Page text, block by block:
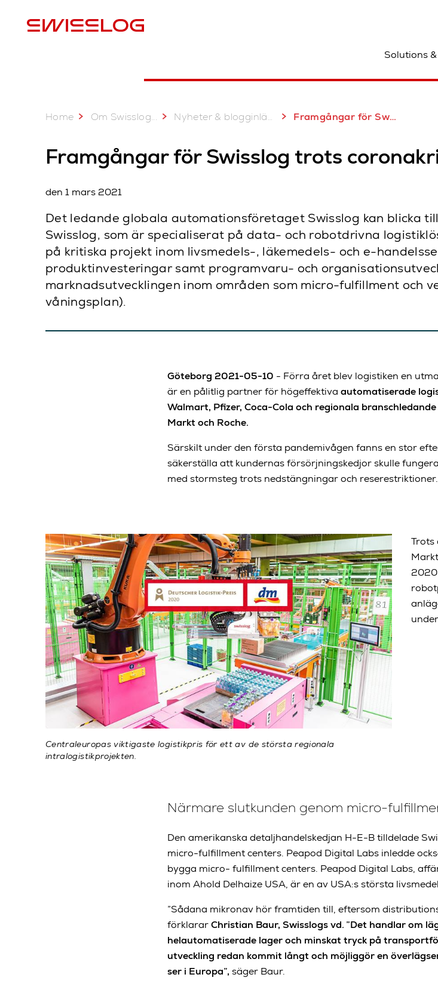
Solutions
Home Om Swisslog... Nyheter & blogginlägg Framgångar för Swisslog trots coronakrisen
Framgångar för Swisslog trots
den 1 mars 2021
Det ledande globala automationsföretaget Swisslog kan blicka
Swisslog, som är specialiserat på data- och robotdrivna
på kritiska projekt inom livsmedels-, läkemedels- och e-
produktinvesteringar samt programvaru- och
marknadsutvecklingen inom områden som micro-fulfillment och
våningsplan).
Göteborg 2021-05-10 - Förra året blev logistiken en
är en pålitlig partner för högeffektiva automatiserade
Walmart, Pfizer, Coca-Cola och regionala
Markt och Roche.
Särskilt under den första pandemivågen fanns en stor
säkerställa att kundernas försörjningskedjor skulle
med stormsteg trots nedstängningar och reserestriktioner.
Centraleuropas viktigaste logistikpris för ett av de största regionala
intralogistikprojekten.
Trots
2020
Närmare slutkunden genom micro-
Den amerikanska detaljhandelskedjan H-E-B tilldelade
micro-fulfillment centers. Peapod Digital Labs inledde
bygga micro- fulfillment centers. Peapod Digital Labs,
inom Ahold Delhaize USA, är en av USA:s största
”Sådana mikronav hör framtiden till, eftersom
förklararChristian Baur, Swisslogs vd. ”Det handlar om
helautomatiserade lager och minskat tryck på
utveckling redan kommit långt och möjliggör en
ser i Europa”, säger Baur.